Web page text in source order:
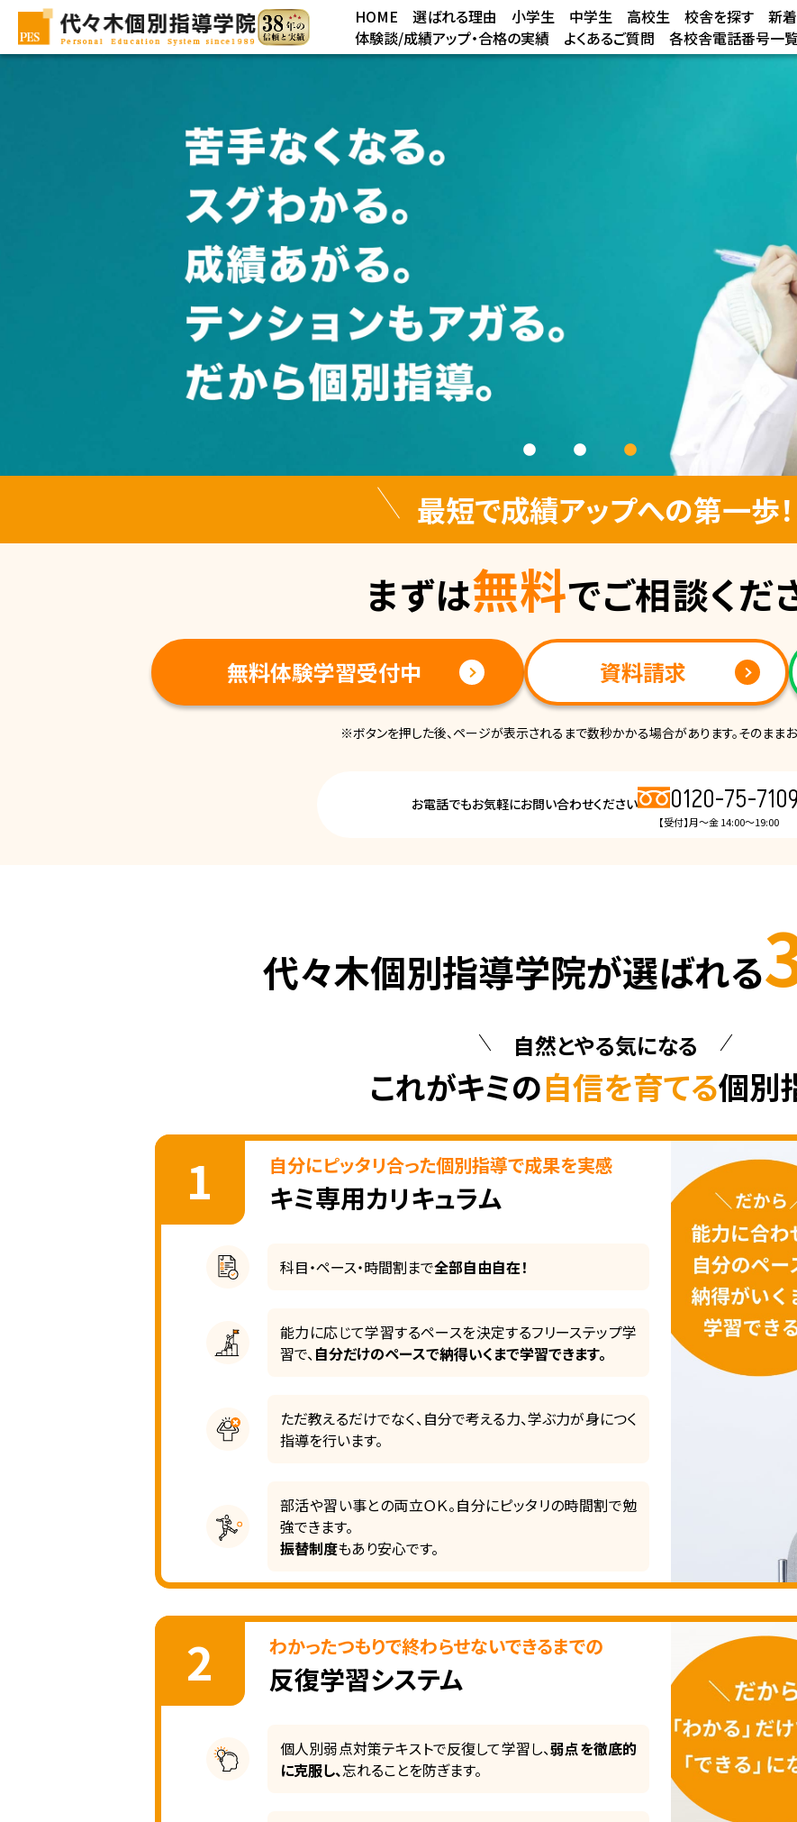
HOME 選ばれる理由 小学生 中学生 高校生 校舎を探す 新
体験談/成績アップ・合格の実績
よくあるご質問 各校舎電話番号一
最短で成績アップへの第一歩！
まずは無料でご相談くだ
無料体験学習受付中 資料請求
※ボタンを押した後、ページが表示されるまで数秒かかる場合があります。そのままお
お電話でもお気軽にお問い合わせください 0120-75-7109
【受付】月～金 14:00～19:00
代々木個別指導学院が選ばれる
自然とやる気になる
これがキミの自信を育てる個別
1 自分にピッタリ合った個別指導で成果を実感
キミ専用カリキュラム
科目・ペース・時間割まで全部自由自在！
能力に応じて学習するペースを決定するフリーステップ学
習で、自分だけのペースで納得いくまで学習できます。
ただ教えるだけでなく、自分で考える力、学ぶ力が身につく
指導を行います。
部活や習い事との両立ＯＫ。自分にピッタリの時間割で勉
強できます。
振替制度もあり安心です。
2 わかったつもりで終わらせないできるまでの
反復学習システム
個人別弱点対策テキストで反復して学習し、弱点を徹底的
に克服し、忘れることを防ぎます。